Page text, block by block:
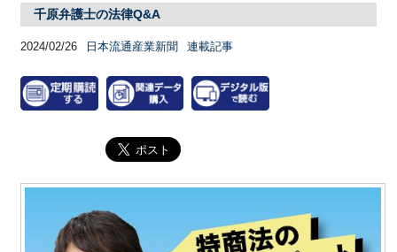
千原弁護士の法律Q&A
2024/02/26 日本流通産業新聞 連載記事